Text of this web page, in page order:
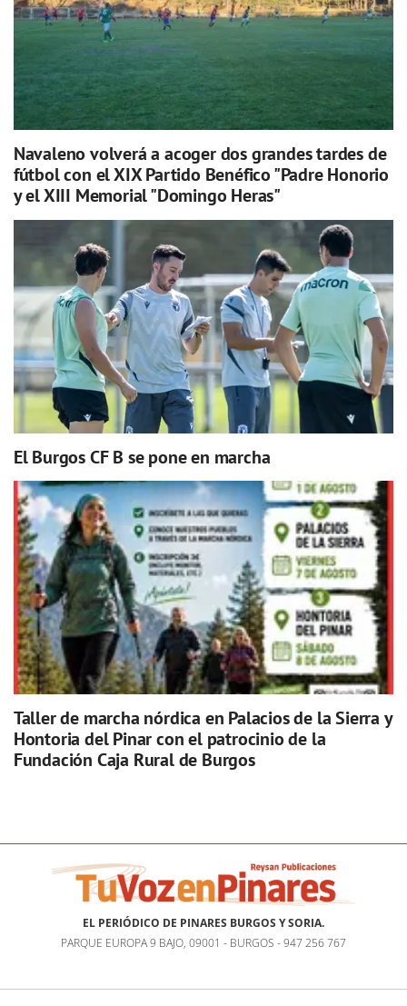
Navaleno volverá a acoger dos grandes tardes de
fútbol con el XIX Partido Benéfico "Padre Honorio
y el XIII Memorial "Domingo Heras"
El Burgos CF B se pone en marcha
Taller de marcha nórdica en Palacios de la Sierra y
Hontoria del Pinar con el patrocinio de la
Fundación Caja Rural de Burgos
EL PERIÓDICO DE PINARES BURGOS Y SORIA.
PARQUE EUROPA 9 BAJO, 09001 - BURGOS - 947 256 767